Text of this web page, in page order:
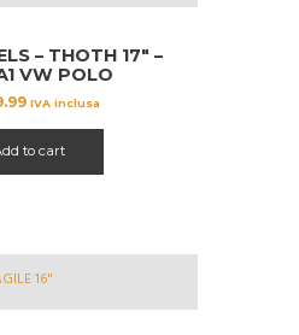
– THOTH 17″ –
VW POLO
IVA inclusa
to cart